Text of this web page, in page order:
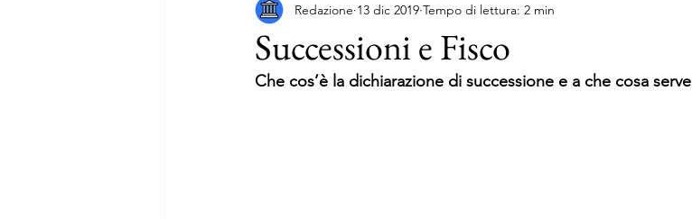
Successioni e Fisco
Redazione 13 dic 2019 Tempo di lettura: 2 min
Che cos’è la dichiarazione di successione e a che cosa serve